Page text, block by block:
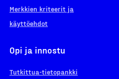
Merkkien kriteerit ja
käyttöehdot
Opi ja innostu
Tutkittua-tietopankki